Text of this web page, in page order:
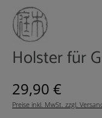
Holster für
Regulärer Preis:
29,90 €
Preise inkl. MwSt. zzgl.